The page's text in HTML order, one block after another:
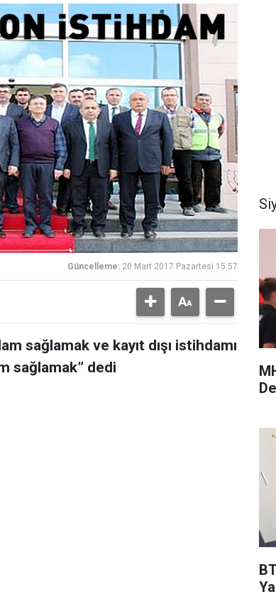
Güncelleme: 20 Mart 2017 Pazartesi 15:57
sağlamak ve kayıt dışı istihdamı
sağlamak” dedi